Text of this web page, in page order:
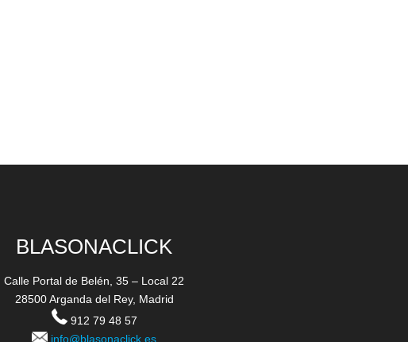
BLASONACLICK
Calle Portal de Belén, 35 – Local 22
28500 Arganda del Rey, Madrid
912 79 48 57
info@blasonaclick.es